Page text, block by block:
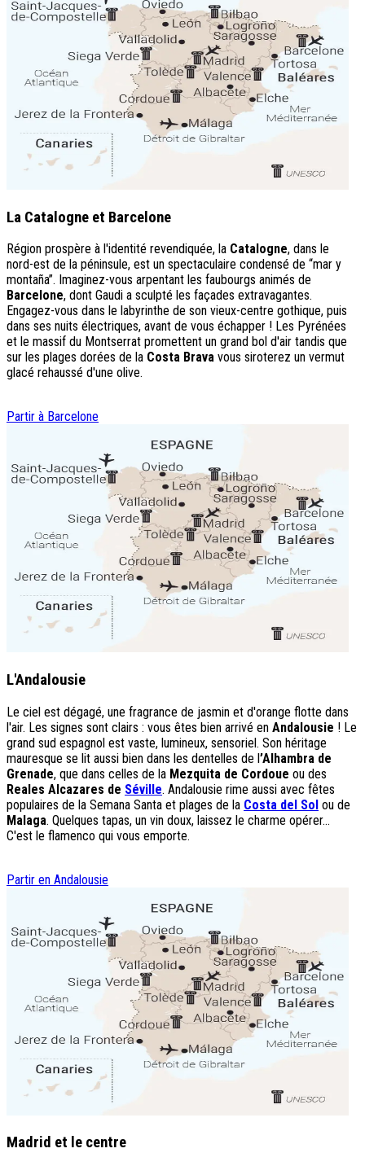
La Catalogne et Barcelone
Région prospère à l'identité revendiquée, la Catalogne, dans le
nord-est de la péninsule, est un spectaculaire condensé de “mar y
montaña”. Imaginez-vous arpentant les faubourgs animés de
Barcelone, dont Gaudi a sculpté les façades extravagantes.
Engagez-vous dans le labyrinthe de son vieux-centre gothique, puis
dans ses nuits électriques, avant de vous échapper ! Les Pyrénées
et le massif du Montserrat promettent un grand bol d'air tandis que
sur les plages dorées de la Costa Brava vous siroterez un vermut
glacé rehaussé d'une olive.
Partir à Barcelone
L'Andalousie
Le ciel est dégagé, une fragrance de jasmin et d'orange flotte dans
l'air. Les signes sont clairs : vous êtes bien arrivé en Andalousie ! Le
grand sud espagnol est vaste, lumineux, sensoriel. Son héritage
mauresque se lit aussi bien dans les dentelles de l’Alhambra de
Gre­nade, que dans celles de la Mezquita de Cordoue ou des
Reales Alcazares de Séville. Andalousie rime aussi avec fêtes
populaires de la Semana Santa et plages de la Costa del Sol ou de
Malaga. Quelques tapas, un vin doux, laissez le charme opérer...
C'est le flamenco qui vous emporte.
Partir en Andalousie
Madrid et le centre